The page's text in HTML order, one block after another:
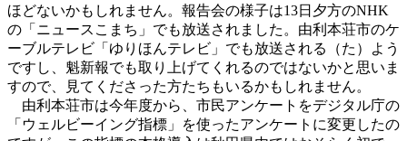
ほどないかもしれません。報告会の様子は13日夕方のNHK
の「ニュースこまち」でも放送されました。由利本荘市のケ
ーブルテレビ「ゆりほんテレビ」でも放送される（た）よう
ですし、魁新報でも取り上げてくれるのではないかと思いま
すので、見てくださった方たちもいるかもしれません。
由利本荘市は今年度から、市民アンケートをデジタル庁の
「ウェルビーイング指標」を使ったアンケートに変更したの